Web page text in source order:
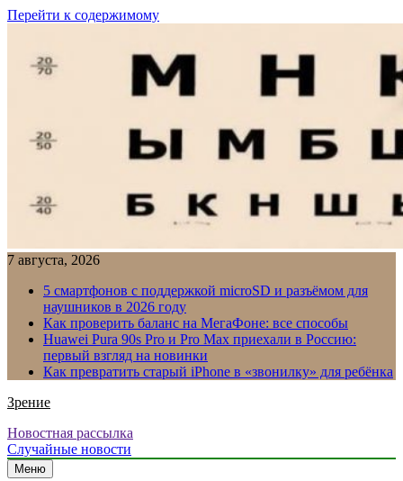
Перейти к содержимому
7 августа, 2026
5 смартфонов с поддержкой microSD и разъёмом для
наушников в 2026 году
Как проверить баланс на МегаФоне: все способы
Huawei Pura 90s Pro и Pro Max приехали в Россию:
первый взгляд на новинки
Как превратить старый iPhone в «звонилку» для ребёнка
Зрение
Новостная рассылка
Случайные новости
Меню